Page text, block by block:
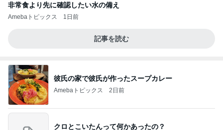
非常食より先に確認したい水の備え
Amebaトピックス 1日前
記事を読む
彼氏の家で彼氏が作ったスープカレー
Amebaトピックス 2日前
クロとこいたんって何かあったの？